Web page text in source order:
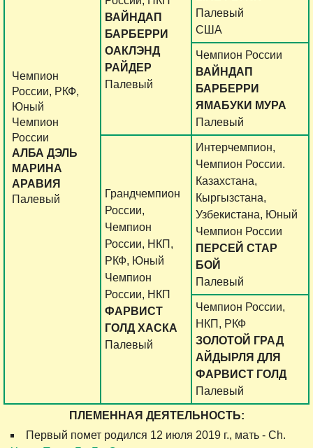
Чемпион
России, РКФ,
Юный
Чемпион
России
АЛБА ДЭЛЬ
МАРИНА
АРАВИЯ
Палевый
ВАЙНДАП
БАРБЕРРИ
ОАКЛЭНД
РАЙДЕР
Палевый
Палевый
США
Чемпион России
ВАЙНДАП
БАРБЕРРИ
ЯМАБУКИ МУРА
Палевый
Грандчемпион
России,
Чемпион
России, НКП,
РКФ, Юный
Чемпион
России, НКП
ФАРВИСТ
ГОЛД ХАСКА
Палевый
Интерчемпион,
Чемпион России.
Казахстана,
Кыргызстана,
Узбекистана, Юный
Чемпион России
ПЕРСЕЙ СТАР
БОЙ
Палевый
Чемпион России,
НКП, РКФ
ЗОЛОТОЙ ГРАД
АЙДЫРЛЯ ДЛЯ
ФАРВИСТ ГОЛД
Палевый
ПЛЕМЕННАЯ ДЕЯТЕЛЬНОСТЬ:
Первый помет родился 12 июля 2019 г., мать - Ch.